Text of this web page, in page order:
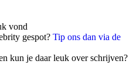
vond
gespot? Tip ons dan via de
kun je daar leuk over schrijven?